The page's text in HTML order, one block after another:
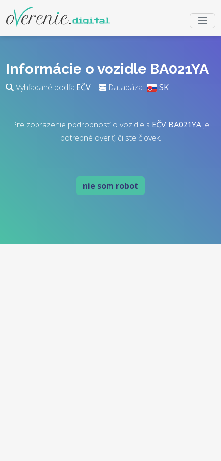
Informácie o vozidle BA021YA
Vyhľadané podľa EČV | Databáza: SK
Pre zobrazenie podrobností o vozidle s EČV BA021YA je
potrebné overiť, či ste človek.
nie som robot